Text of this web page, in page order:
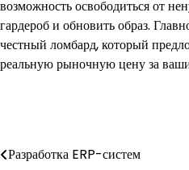
возможность освободиться от
гардероб и обновить образ.
честный ломбард, который
реальную рыночную цену за
по
Разработка ERP-систем